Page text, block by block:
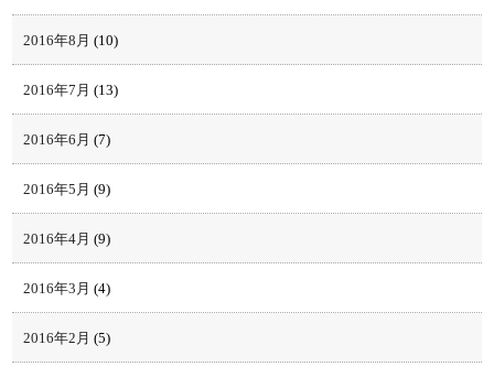
2016年8月 (10)
2016年7月 (13)
2016年6月 (7)
2016年5月 (9)
2016年4月 (9)
2016年3月 (4)
2016年2月 (5)